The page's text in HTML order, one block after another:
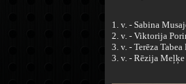
1. v. - Sabina
2. v. - Viktorija
3. v. - Terēza
3. v. - Rēzija